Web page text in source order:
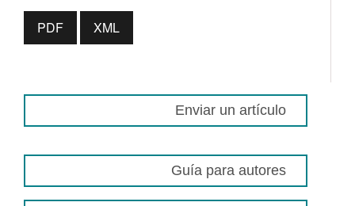
PDF XML
Enviar un artículo
Guía para autores